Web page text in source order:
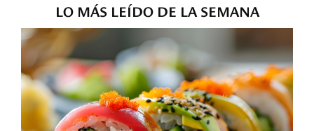
LO MÁS LEÍDO DE LA SEMANA